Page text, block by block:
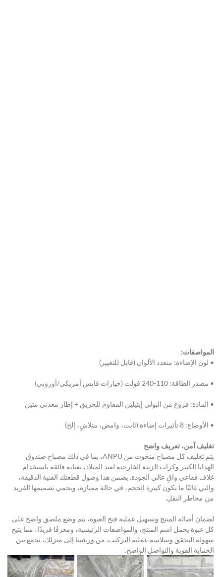
المواصفات:
• لون الإضاءة: متعدد الألوان (قابل للتغيير)
• مصدر الطاقة: 110-240 فولت (خيارات قابس أمريكي/أوروبي)
• المادة: فروع من البولي إيثيلين المقاوم للحريق + إطار معدني متين
• الأوضاع: 8 تأثيرات إضاءة (ثابت، وامض، متلاشٍ، إلخ)
تغليف آمن، تعريف واضح
يتم تغليف كل مصباح منحوت من ANPU، بما في ذلك مصباح صندوق
الهدايا الكبير وكرات الزينة الخارجية لعيد الميلاد، بعناية فائقة باستخدام
غلاف فقاعي واقٍ عالي الجودة. يضمن هذا وصول قطعتك الفنية الدقيقة،
والتي غالبًا ما تكون كبيرة الحجم، في حالة ممتازة، ويحمي تصميمها الفريد
من مخاطر النقل.
لضمان أصالة المنتج وتسهيل عملية فتح العبوة، يتم وضع ملصق واضح على
كل عبوة يحمل اسم المنتج، والمواصفات الرئيسية، ومعرفًا فريدًا، مما يتيح
سهولة التحقق وسلاسة عملية التركيب. من ورشتنا إلى منزلك، نجمع بين
الحماية القوية والتواصل الواضح.